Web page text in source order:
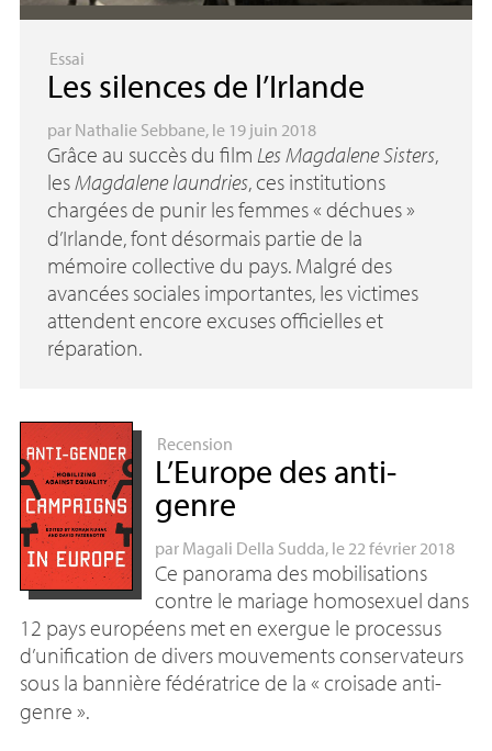
Essai
Les silences de l’Irlande
par Nathalie Sebbane, le 19 juin 2018
Grâce au succès du film Les Magdalene Sisters,
lesMagdalene laundries, ces institutions
chargées de punir les femmes « déchues»
d’Irlande, font désormais partie de la
mémoire collective du pays. Malgré des
avancées sociales importantes, les victimes
attendent encore excuses officielles et
réparation.
Recension
L’Europe des anti-
genre
par Magali Della Sudda, le 22 février 2018
Ce panorama des mobilisations
contre le mariage homosexuel dans
12 pays européens met en exergue le processus
d’unification de divers mouvements conservateurs
sous la bannière fédératrice de la « croisade anti-
genre ».